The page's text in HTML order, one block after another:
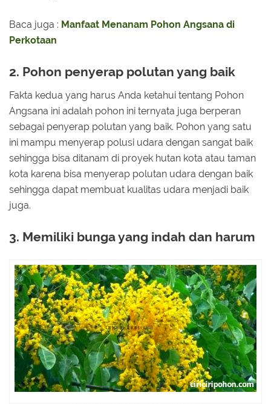
Baca juga : Manfaat Menanam Pohon Angsana di
Perkotaan
2. Pohon penyerap polutan yang baik
Fakta kedua yang harus Anda ketahui tentang Pohon
Angsana ini adalah pohon ini ternyata juga berperan
sebagai penyerap polutan yang baik. Pohon yang satu
ini mampu menyerap polusi udara dengan sangat baik
sehingga bisa ditanam di proyek hutan kota atau taman
kota karena bisa menyerap polutan udara dengan baik
sehingga dapat membuat kualitas udara menjadi baik
juga.
3. Memiliki bunga yang indah dan harum